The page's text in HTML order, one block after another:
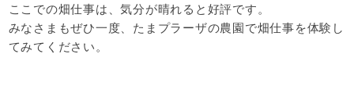
ここでの畑仕事は、気分が晴れると好評です。
みなさまもぜひ一度、たまプラーザの農園で畑仕事を体験し
てみてください。